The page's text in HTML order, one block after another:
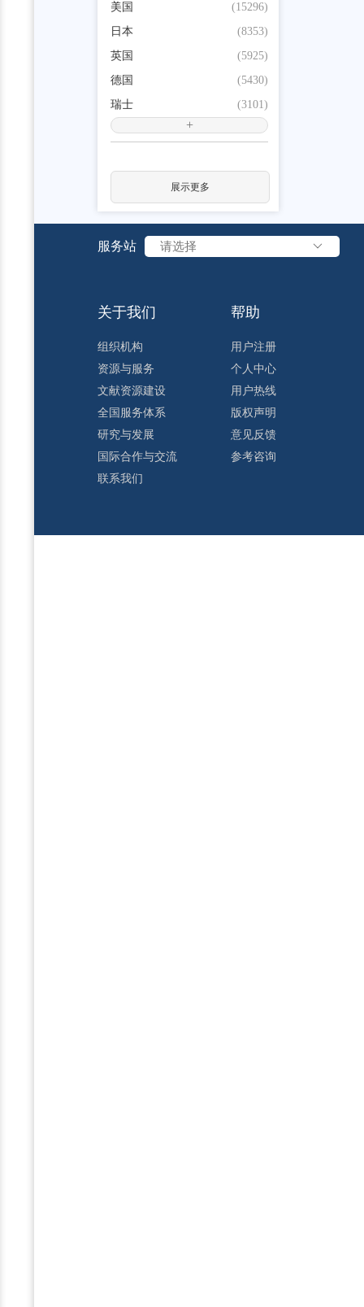
(15296)
美国
(8353)
日本
(5925)
英国
(5430)
德国
(3101)
瑞士
+
展示更多
服务站 请选择
关于我们
组织机构
资源与服务
文献资源建设
全国服务体系
研究与发展
国际合作与交流
联系我们
帮助
用户注册
个人中心
用户热线
版权声明
意见反馈
参考咨询